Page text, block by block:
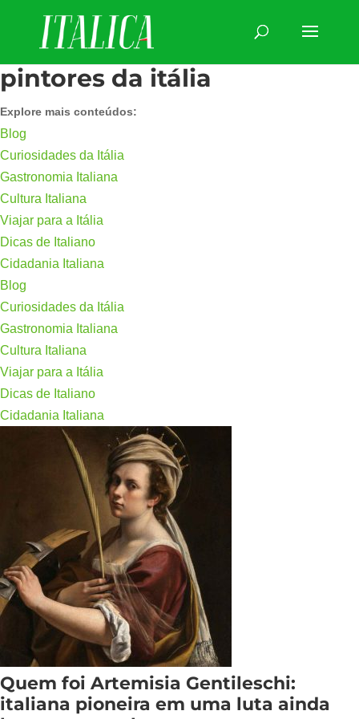
pintores da itália
Explore mais conteúdos:
Blog
Curiosidades da Itália
Gastronomia Italiana
Cultura Italiana
Viajar para a Itália
Dicas de Italiano
Cidadania Italiana
Blog
Curiosidades da Itália
Gastronomia Italiana
Cultura Italiana
Viajar para a Itália
Dicas de Italiano
Cidadania Italiana
Quem foi Artemisia Gentileschi:
italiana pioneira em uma luta ainda